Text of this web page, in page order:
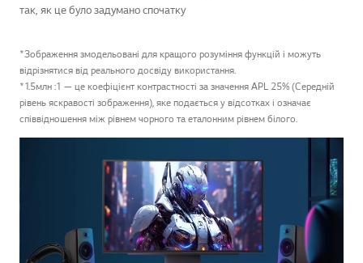
так, як це було задумано спочатку
*Зображення змодельовані для кращого розуміння функцій і можуть
відрізнятися від реального досвіду використання.
*1.5млн :1 — це коефіцієнт контрастності за значення APL 25% (Середній
рівень яскравості зображення), яке подається у відсотках і означає
співвідношення між рівнем чорного та еталонним рівнем білого.